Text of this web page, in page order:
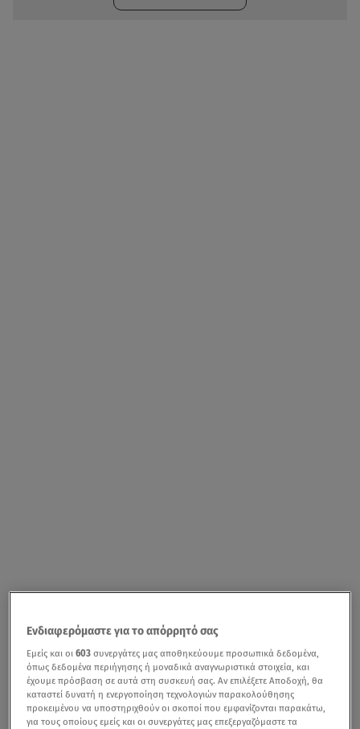
Ενδιαφερόμαστε για το απόρρητό σας
Εμείς και οι603 συνεργάτες μας αποθηκεύουμε προσωπικά δεδομένα,
όπως δεδομένα περιήγησης ή μοναδικά αναγνωριστικά στοιχεία, και
έχουμε πρόσβαση σε αυτά στη συσκευή σας. Αν επιλέξετε Αποδοχή, θα
καταστεί δυνατή η ενεργοποίηση τεχνολογιών παρακολούθησης
προκειμένου να υποστηριχθούν οι σκοποί που εμφανίζονται παρακάτω,
για τους οποίους εμείς και οι συνεργάτες μας επεξεργαζόμαστε τα